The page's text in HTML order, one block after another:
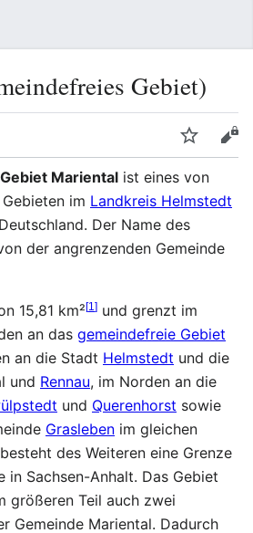
Gebiet)
Mariental ist eines von
im Landkreis Helmstedt
Der Name des
der angrenzenden Gemeinde
15,81 km²[1 ] und grenzt im
an das gemeindefreie Gebiet
an die Stadt Helmstedt und die
und Rennau, im Norden an die
und Querenhorst sowie
Grasleben im gleichen
des Weiteren eine Grenze
in Sachsen-Anhalt. Das Gebiet
größeren Teil auch zwei
Gemeinde Mariental. Dadurch